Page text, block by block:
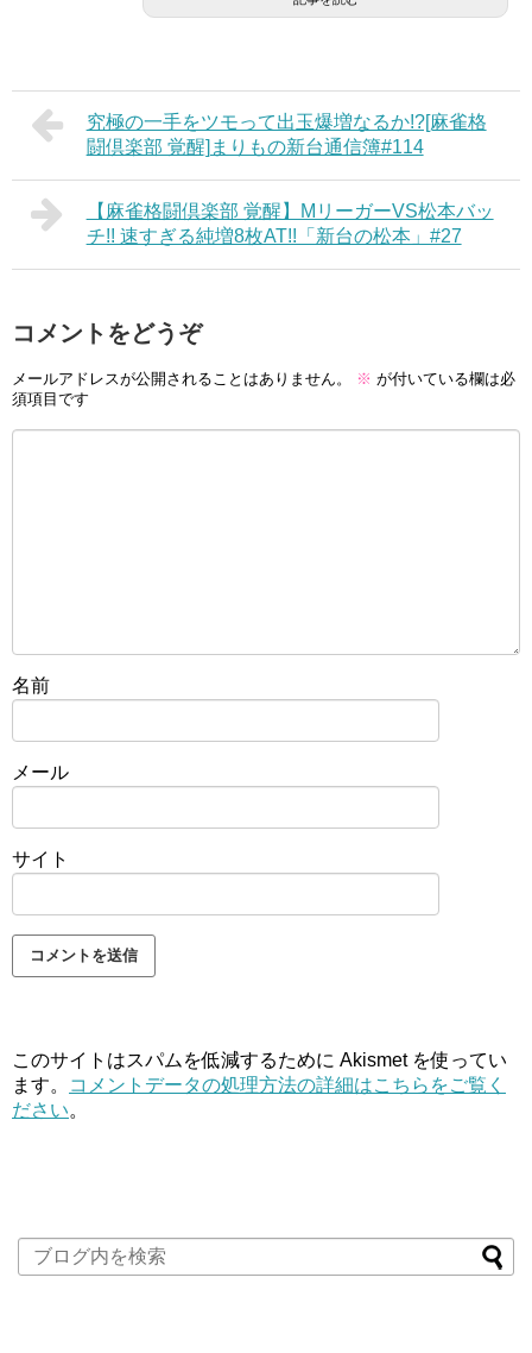
究極の一手をツモって出玉爆増なるか!?[麻雀格
闘倶楽部 覚醒]まりもの新台通信簿#114
【麻雀格闘倶楽部 覚醒】MリーガーVS松本バッ
チ!! 速すぎる純増8枚AT!!「新台の松本」#27
コメントをどうぞ
メールアドレスが公開されることはありません。 ※ が付いている欄は必
須項目です
名前
メール
サイト
このサイトはスパムを低減するために Akismet を使ってい
ます。
コメントデータの処理方法の詳細はこちらをご覧く
ださい。